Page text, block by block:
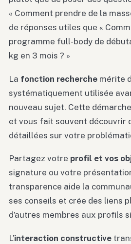
« Comment prendre de la
de réponses utiles que «
programme full-body de
kg en 3 mois ? »
La fonction recherche mérite
systématiquement utilisée
nouveau sujet. Cette
et vous fait souvent découvrir
détaillées sur votre
Partagez votre profil et vos
signature ou votre
transparence aide la
ses conseils et crée des liens
d’autres membres aux profils
L’interaction constructive